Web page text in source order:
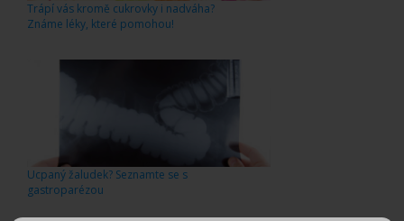
Trápí vás kromě cukrovky i nadváha?
Známe léky, které pomohou!
Ucpaný žaludek? Seznamte se s
gastroparézou